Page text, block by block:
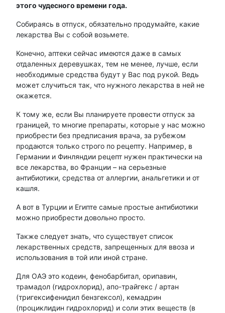
этого чудесного времени года.
Собираясь в отпуск, обязательно продумайте, какие
лекарства Вы с собой возьмете.
Конечно, аптеки сейчас имеются даже в самых
отдаленных деревушках, тем не менее, лучше, если
необходимые средства будут у Вас под рукой. Ведь
может случиться так, что нужного лекарства в ней не
окажется.
К тому же, если Вы планируете провести отпуск за
границей, то многие препараты, которые у нас можно
приобрести без предписания врача, за рубежом
продаются только строго по рецепту. Например, в
Германии и Финляндии рецепт нужен практически на
все лекарства, во Франции – на серьезные
антибиотики, средства от аллергии, анальгетики и от
кашля.
А вот в Турции и Египте самые простые антибиотики
можно приобрести довольно просто.
Также следует знать, что существует список
лекарственных средств, запрещенных для ввоза и
использования в той или иной стране.
Для ОАЭ это кодеин, фенобарбитал, орипавин,
трамадол (гидрохлорид), апо-трайгекс / артан
(тригексифенидил бензгексол), кемадрин
(проциклидин гидрохлорид) и соли этих веществ (в